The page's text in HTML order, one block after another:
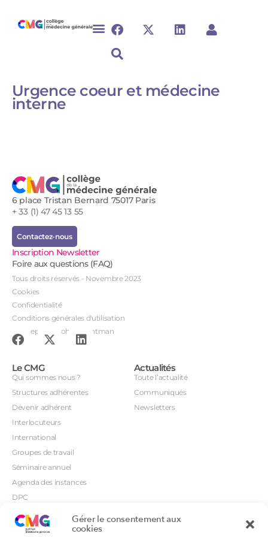
Gérer le consentement aux
cookies
Urgence coeur et médecine
interne​
6 place Tristan Bernard 75017 Paris
+ 33 (1) 47 45 13 55
Contactez-nous
Inscription Newsletter
Foire aux questions (FAQ)
Tous droits réservés - Novembre 2023
Cookies
Confidentialité
Conditions générales d'utilisation
Conception : John Brightman
Le CMG
Qui sommes nous ?
Structures adhérentes
Dévenir adhérent
Interlocuteurs
International
Groupes de travail
Séminaire annuel
Agenda des instances
DPC
Orientations prioritaires
Actualités
Toute l’actualité
Communiqués
Newsletters